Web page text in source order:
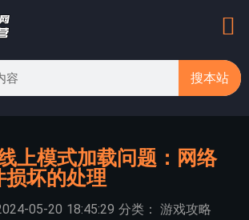
搜本站
上模式加载问题：网络
坏的处理
05-20 18:45:29 分类： 游戏攻略